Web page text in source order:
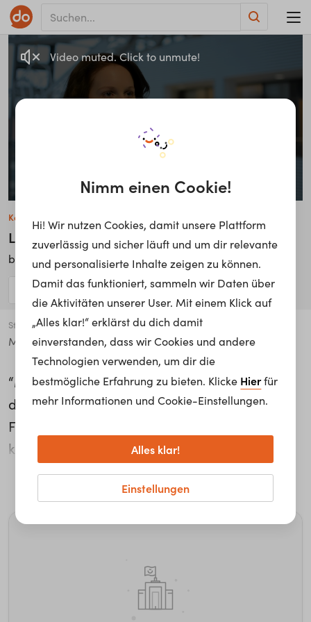
Studying music doesn’t mean that you can’t later
work in a financial services company
Video muted. Click to unmute!
Katja Nadler
Leiterin Verkaufsqualifizierung
bei Allianz Gruppe
Stadt
Main
“Musik zu studieren heißt nicht, dass man
danach nicht auch in ein
Finanzdienstleistungsunternehmen kommen
kann und da Karriere machen kann”, spricht
Katja Nadler aus Erfahrung. Heute arbeitet sie
bei der Allianz Deutschland und erzählt über
ihre Tätigkeit: “Das Coolste an meinem Job ist
wissbegierig sind, die sind dankbar für jeden
weiterlesen...
Nimm einen Cookie!
Hi! Wir nutzen Cookies, damit unsere Plattform
zuverlässig und sicher läuft und um dir relevante
und personalisierte Inhalte zeigen zu können.
Damit das funktioniert, sammeln wir Daten über
die Aktivitäten unserer User. Mit einem Klick auf
„Alles klar!“ erklärst du dich damit
einverstanden, dass wir Cookies und andere
Technologien verwenden, um dir die
bestmögliche Erfahrung zu bieten. Klicke Hierfür
mehr Informationen und Cookie-Einstellungen.
Einstellungen
Alles klar!